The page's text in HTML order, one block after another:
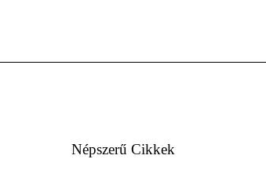
Népszerű Cikkek